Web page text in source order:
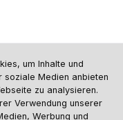
um Inhalte und
soziale Medien anbieten
zu analysieren.
Verwendung unserer
Werbung und